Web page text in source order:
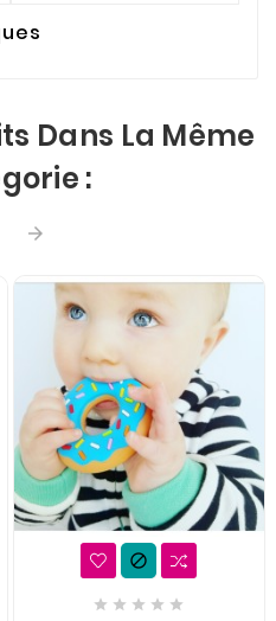
Dans La Même
:


    